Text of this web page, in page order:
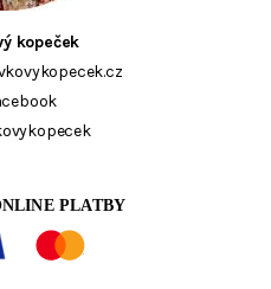
kopeček
PLATBY